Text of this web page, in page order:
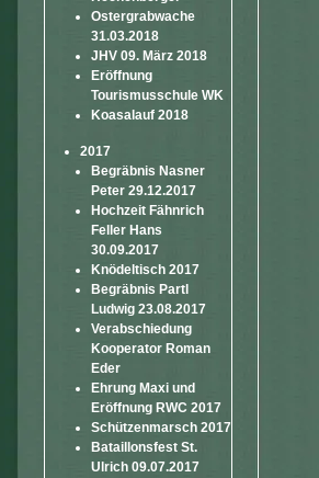
Ostergrabwache
31.03.2018
JHV 09. März 2018
Eröffnung
Tourismusschule WK
Koasalauf 2018
2017
Begräbnis Nasner
Peter 29.12.2017
Hochzeit Fähnrich
Feller Hans
30.09.2017
Knödeltisch 2017
Begräbnis Partl
Ludwig 23.08.2017
Verabschiedung
Kooperator Roman
Eder
Ehrung Maxi und
Eröffnung RWC 2017
Schützenmarsch 2017
Bataillonsfest St.
Ulrich 09.07.2017